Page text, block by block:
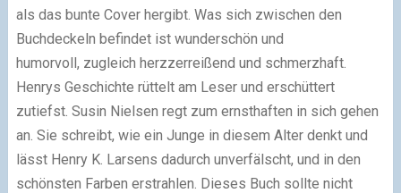
als das bunte Cover hergibt. Was sich zwischen den
Buchdeckeln befindet ist wunderschön und
humorvoll, zugleich herzzerreißend und schmerzhaft.
Henrys Geschichte rüttelt am Leser und erschüttert
zutiefst. Susin Nielsen regt zum ernsthaften in sich gehen
an. Sie schreibt, wie ein Junge in diesem Alter denkt und
lässt Henry K. Larsens dadurch unverfälscht, und in den
schönsten Farben erstrahlen. Dieses Buch sollte nicht